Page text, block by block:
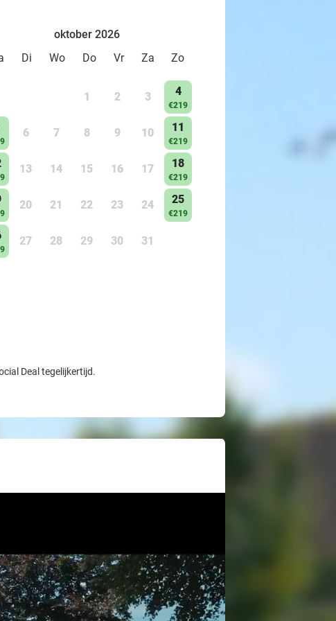
oktober 2026
Di Wo Do Vr Za Zo
1 2 3 4
€219
6 7 8 9 10 11
€219
13 14 15 16 17 18
€219
20 21 22 23 24 25
€219
27 28 29 30 31
Deal tegelijkertijd.